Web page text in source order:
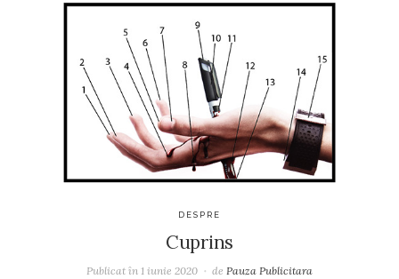
DESPRE
Cuprins
Publicat în 1 iunie 2020 dePauza Publicitara